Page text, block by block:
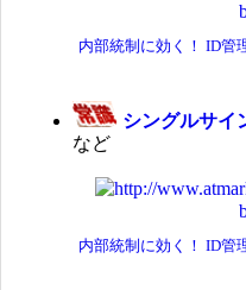
内部統制に効く！ ID管
シングルサイ
など
内部統制に効く！ ID管